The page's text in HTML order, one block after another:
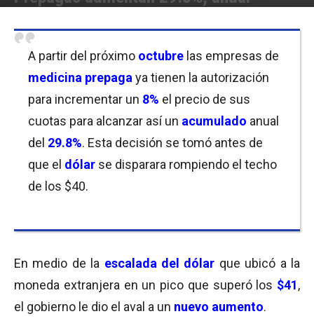
A partir del próximo octubre las empresas de
medicina prepaga ya tienen la autorización
para incrementar un 8% el precio de sus
cuotas para alcanzar así un acumulado anual
del 29.8%. Esta decisión se tomó antes de
que el dólar se disparara rompiendo el techo
de los $40.
En medio de la escalada del dólar que ubicó a la
moneda extranjera en un pico que superó los $41,
el gobierno le dio el aval a un nuevo aumento.